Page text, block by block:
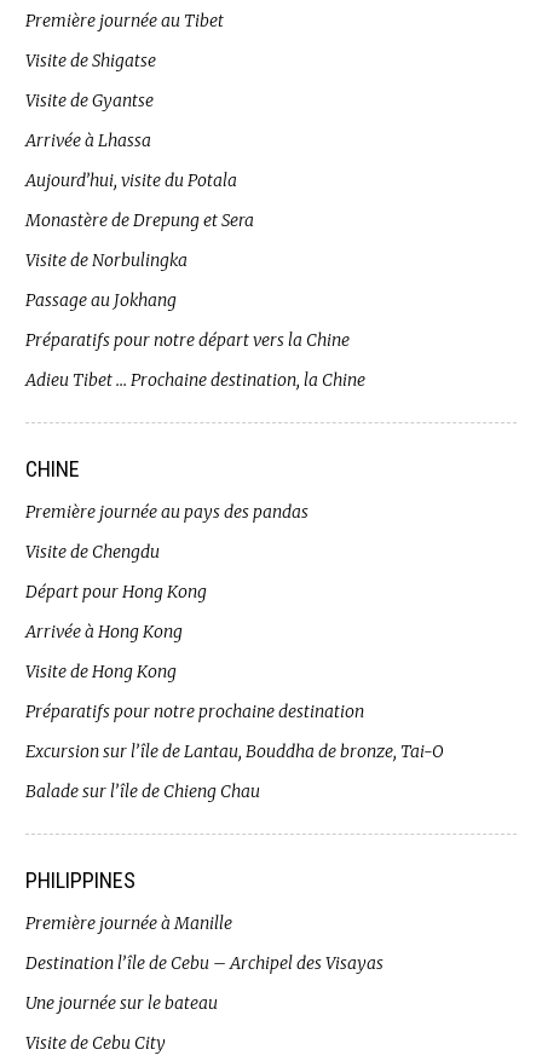
Première journée au Tibet
Visite de Shigatse
Visite de Gyantse
Arrivée à Lhassa
Aujourd’hui, visite du Potala
Monastère de Drepung et Sera
Visite de Norbulingka
Passage au Jokhang
Préparatifs pour notre départ vers la Chine
Adieu Tibet … Prochaine destination, la Chine
CHINE
Première journée au pays des pandas
Visite de Chengdu
Départ pour Hong Kong
Arrivée à Hong Kong
Visite de Hong Kong
Préparatifs pour notre prochaine destination
Excursion sur l’île de Lantau, Bouddha de bronze, Tai-O
Balade sur l’île de Chieng Chau
PHILIPPINES
Première journée à Manille
Destination l’île de Cebu – Archipel des Visayas
Une journée sur le bateau
Visite de Cebu City